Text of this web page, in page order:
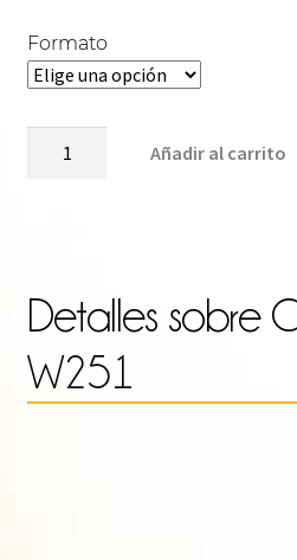
Formato
Añadir al carrito
Detalles sobre
W251